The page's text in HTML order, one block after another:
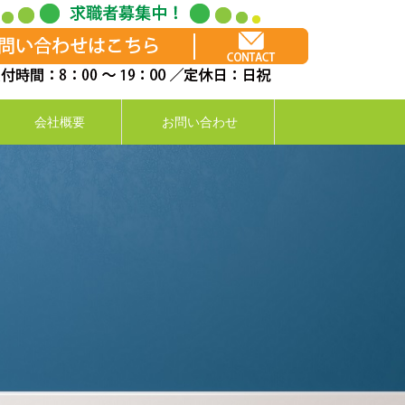
会社概要 お問い合わせ